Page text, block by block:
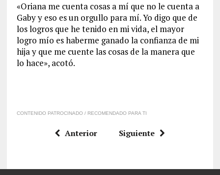
«Oriana me cuenta cosas a mí que no le cuenta a
Gaby y eso es un orgullo para mí. Yo digo que de
los logros que he tenido en mi vida, el mayor
logro mío es haberme ganado la confianza de mi
hija y que me cuente las cosas de la manera que
lo hace», acotó.
CONTENIDO PATROCINADO / RECOMENDADO PARA TI
Anterior Siguiente